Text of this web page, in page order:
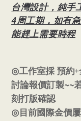
台灣設計，純手
4周工期，如有
能趕上需要時程
◎工作室採 預約+
討論報價訂製~~
刻打版確認
◎ 目前國際金價